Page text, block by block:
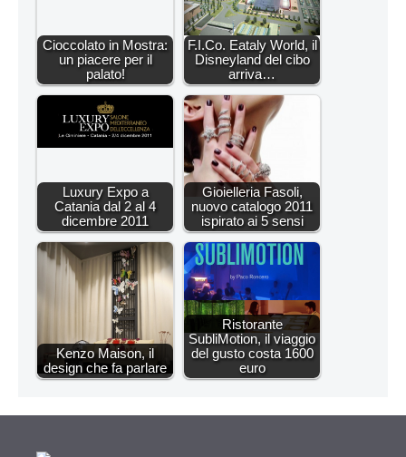
Cioccolato in Mostra:
un piacere per il
palato!
F.I.Co. Eataly World, il
Disneyland del cibo
arriva…
Luxury Expo a
Catania dal 2 al 4
dicembre 2011
Gioielleria Fasoli,
nuovo catalogo 2011
ispirato ai 5 sensi
Kenzo Maison, il
design che fa parlare
Ristorante
SubliMotion, il viaggio
del gusto costa 1600
euro